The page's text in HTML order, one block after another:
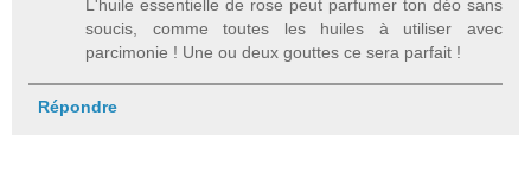
L'huile essentielle de rose peut parfumer ton déo sans
soucis, comme toutes les huiles à utiliser avec
parcimonie ! Une ou deux gouttes ce sera parfait !
Répondre